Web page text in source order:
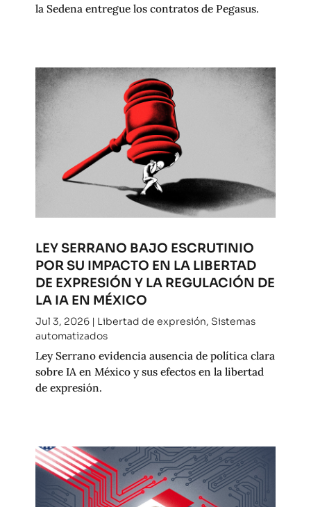
la Sedena entregue los contratos de Pegasus.
LEY SERRANO BAJO ESCRUTINIO
POR SU IMPACTO EN LA LIBERTAD
DE EXPRESIÓN Y LA REGULACIÓN DE
LA IA EN MÉXICO
Jul 3, 2026| Libertad de expresión, Sistemas
automatizados
Ley Serrano evidencia ausencia de política clara
sobre IA en México y sus efectos en la libertad
de expresión.